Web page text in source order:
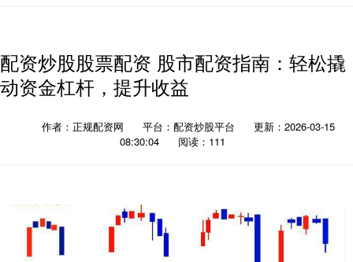
配资炒股股票配资 股市配资指南：轻松撬
动资金杠杆，提升收益
作者：正规配资网 平台：配资炒股平台
更新：2026-03-15
08:30:04
阅读：111